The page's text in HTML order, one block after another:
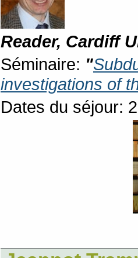
Reader, Cardiff
Séminaire: "
investigations of
Dates du séjour: